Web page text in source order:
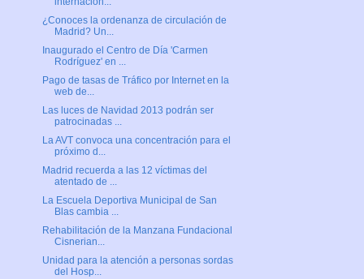
¿Conoces la ordenanza de circulación de
Madrid? Un...
Inaugurado el Centro de Día 'Carmen
Rodríguez' en ...
Pago de tasas de Tráfico por Internet en la
web de...
Las luces de Navidad 2013 podrán ser
patrocinadas ...
La AVT convoca una concentración para el
próximo d...
Madrid recuerda a las 12 víctimas del
atentado de ...
La Escuela Deportiva Municipal de San
Blas cambia ...
Rehabilitación de la Manzana Fundacional
Cisnerian...
Unidad para la atención a personas sordas
del Hosp...